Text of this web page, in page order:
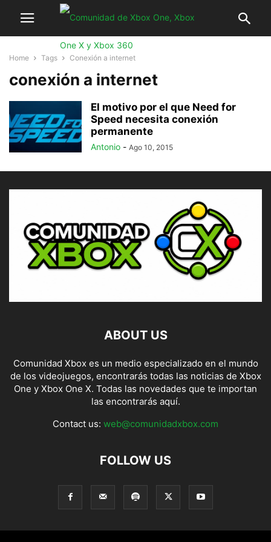
Home Tags Conexión a internet
conexión a internet
El motivo por el que Need for
Speed necesita conexión
permanente
Antonio - Ago 10, 2015
ABOUT US
Comunidad Xbox es un medio especializado en el mundo
de los videojuegos, encontrarás todas las noticias de Xbox
One y Xbox One X. Todas las novedades que te importan
las encontrarás aquí.
Contact us: web@comunidadxbox.com
FOLLOW US